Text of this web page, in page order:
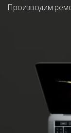
Производим